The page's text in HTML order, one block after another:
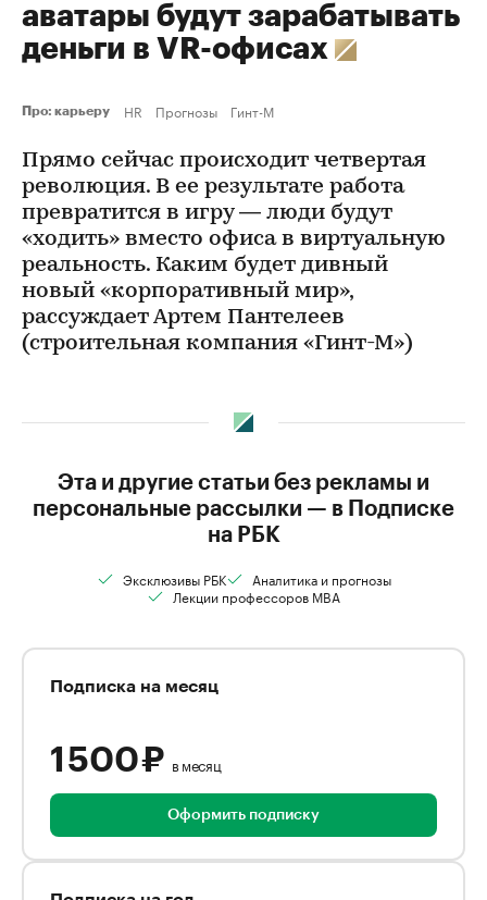
аватары будут зарабатывать
деньги в VR-офисах
Про: карьеру HR Прогнозы Гинт-М
Прямо сейчас происходит четвертая
революция. В ее результате работа
превратится в игру — люди будут
«ходить» вместо офиса в виртуальную
реальность. Каким будет дивный
новый «корпоративный мир»,
рассуждает Артем Пантелеев
(строительная компания «Гинт-М»)
Эта и другие статьи без рекламы и
персональные рассылки — в Подписке
на РБК
Эксклюзивы РБК
Аналитика и прогнозы
Лекции профессоров MBA
Подписка на месяц
1 500 ₽ в месяц
Оформить подписку